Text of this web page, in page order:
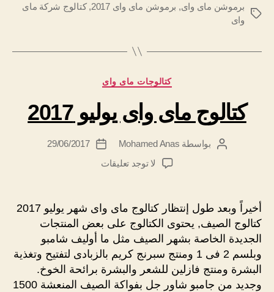
الوسوم
برموشن ماى واى, برموشن ماى واى 2017 ,كتالوج شركة ماى
واى
التصنيفات
كتالوجات ماى واى
كتالوج ماى واى يوليو 2017
كاتببواسطة Mohamed Anas
تاريخ29/06/2017
لا توجد تعليقات
واى
يوليو
2017
أخيراً وبعد طول إنتظار كتالوج ماى واى شهر يوليو 2017
كتالوج الصيف, يحتوى الكتالوج على بعض المنتجات
الجديدة الخاصة بشهر الصيف مثل ما أوليف شامبو
وبلسم 2 فى 1 ومنتج سبرنج كريم بالزبادى لتفتيح وتغذية
البشرة ومنتج فازلين للشعر والبشرة برائحة الخوخ.
وجديد من جامبو شاور جل بفواكة الصيف المنعشة 1500